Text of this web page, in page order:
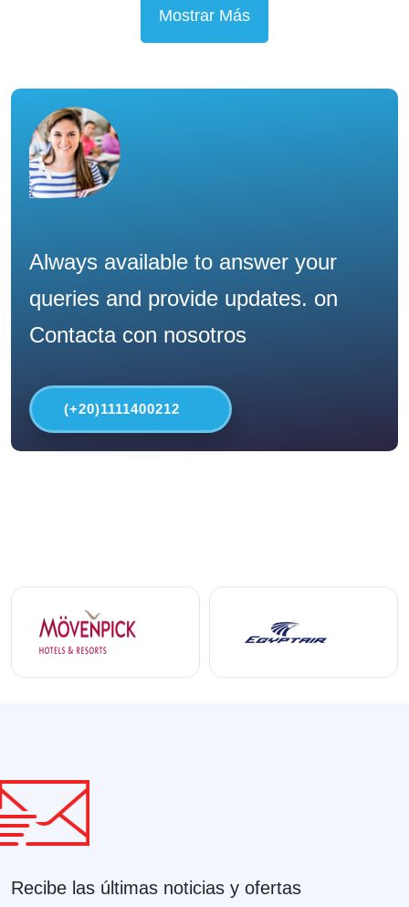
Mostrar Más
Always available to answer your
queries and provide updates. on
Contacta con nosotros
(+20)1111400212
Recibe las últimas noticias y ofertas